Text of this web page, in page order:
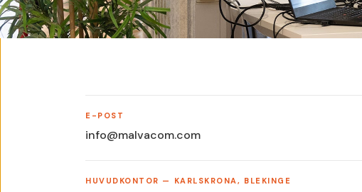
E-POST
info@malvacom.com
HUVUDKONTOR — KARLSKRONA, BLEKINGE